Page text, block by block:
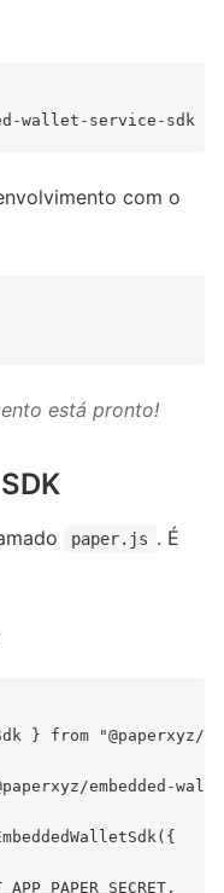
com o
está pronto!
paper.js . É
} from "@paperxyz/
embedded-